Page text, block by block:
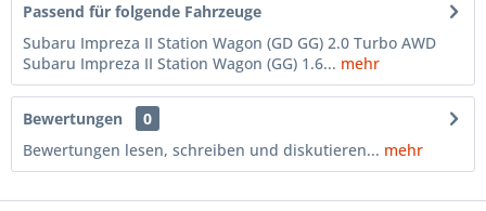
Passend für folgende Fahrzeuge
Subaru Impreza II Station Wagon (GD GG) 2.0 Turbo AWD
Subaru Impreza II Station Wagon (GG) 1.6... mehr
Bewertungen
0
Bewertungen lesen, schreiben und diskutieren... mehr